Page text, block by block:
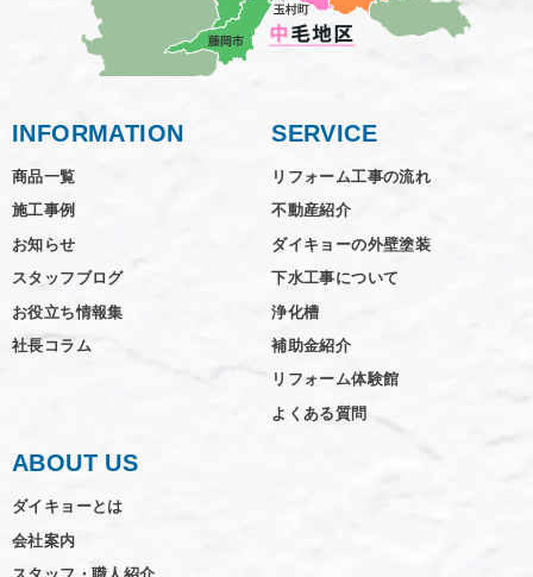
INFORMATION
商品一覧
施工事例
お知らせ
スタッフブログ
お役立ち情報集
社長コラム
SERVICE
リフォーム工事の流れ
不動産紹介
ダイキョーの外壁塗装
下水工事について
浄化槽
補助金紹介
リフォーム体験館
よくある質問
ABOUT US
ダイキョーとは
会社案内